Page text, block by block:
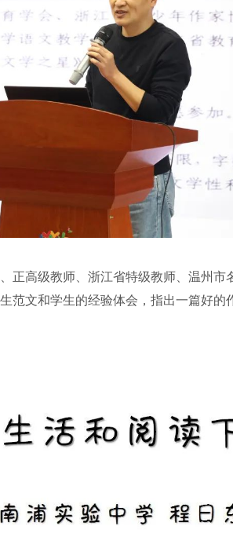
高级教师、浙江省特级教师、温州市
范文和学生的经验体会，指出一篇好